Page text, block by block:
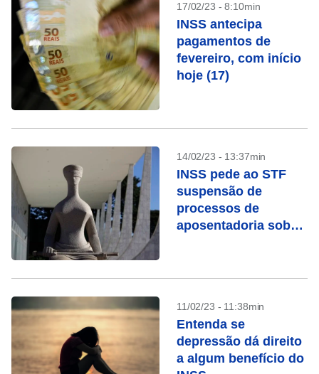
17/02/23 - 8:10min
INSS antecipa
pagamentos de
fevereiro, com início
hoje (17)
14/02/23 - 13:37min
INSS pede ao STF
suspensão de
processos de
aposentadoria sob
11/02/23 - 11:38min
Entenda se
depressão dá direito
a algum benefício do